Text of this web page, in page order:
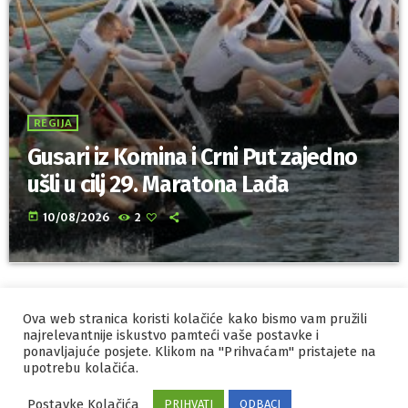
REGIJA
Gusari iz Komina i Crni Put zajedno
ušli u cilj 29. Maratona Lađa
today 10/08/2026 2
IZRADA I HOSTINGORBIS
MARKETING
PRAVILA PRIVATNOSTI
Ova web stranica koristi kolačiće kako bismo vam pružili
najrelevantnije iskustvo pamteći vaše postavke i
ponavljajuće posjete. Klikom na "Prihvaćam" pristajete na
upotrebu kolačića.
Postavke Kolačića PRIHVATI ODBACI